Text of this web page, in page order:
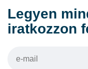
Legyen
iratkozzon